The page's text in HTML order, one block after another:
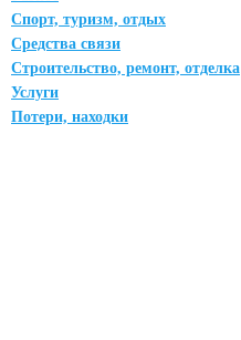
Спорт, туризм, отдых
Средства связи
Строительство, ремонт, отделка
Услуги
Потери, находки